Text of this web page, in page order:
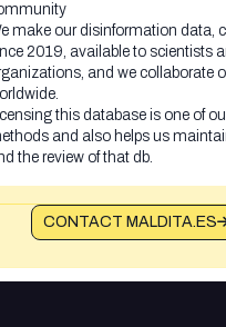
make our disinformation data,
2019, available to scientists
and we collaborate
this database is one of
and also helps us
the review of that db.
CONTACT MALDITA.ES